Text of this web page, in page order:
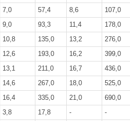
7,0 57,4 8,6 107,0
9,0 93,3 11,4 178,0
10,8 135,0 13,2 276,0
12,6 193,0 16,2 399,0
13,1 211,0 16,7 436,0
14,6 267,0 18,0 525,0
16,4 335,0 21,0 690,0
3,8 17,8 - -